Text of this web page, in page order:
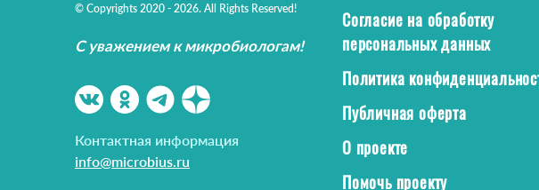
© Copyrights 2020 - 2026. All Rights Reserved!
С уважением к микробиологам!
Контактная информация
info@microbius.ru
Согласие на обработку
персональных данных
Политика
Публичная оферта
О проекте
Помочь проекту